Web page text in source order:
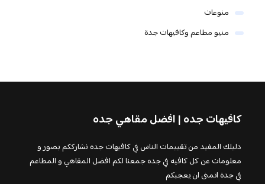
منوعات
منيو مطاعم وكافيهات جدة
كافيهات جده | افضل مقاهي جده
دليلك المفيد من تقييمات الناس في كافيهات جده نشارككم بصور و
معلومات عن كل كافيه في جده جمعنا لكم افضل المقاهي و المطاعم
في جدة اتمنى ان يعجبكم